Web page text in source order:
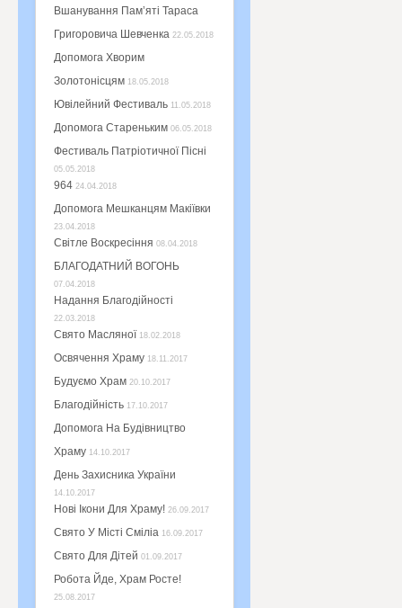
Вшанування Пам’яті Тараса
Григоровича Шевченка 22.05.2018
Допомога Хворим
Золотонісцям 18.05.2018
Ювілейний Фестиваль 11.05.2018
Доnомога Стареньким 06.05.2018
Фестиваль Патріотичної Пісні
05.05.2018
964 24.04.2018
Допомога Мешканцям Макіївки
23.04.2018
Світле Воскресіння 08.04.2018
БЛАГОДАТНИЙ ВОГОНЬ
07.04.2018
Надання Благодійності
22.03.2018
Свято Масляної 18.02.2018
Освячення Храму 18.11.2017
Будуємо Храм 20.10.2017
Благодійність 17.10.2017
Допомога На Будівництво
Храму 14.10.2017
День Захисника України
14.10.2017
Нові Ікони Для Храму! 26.09.2017
Свято У Місті Сміліа 16.09.2017
Свято Для Дітей 01.09.2017
Робота Йде, Храм Росте!
25.08.2017